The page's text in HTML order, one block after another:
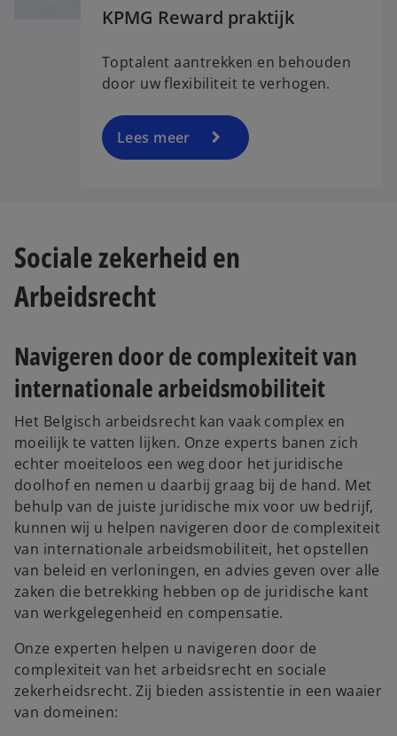
KPMG Reward praktijk
Toptalent aantrekken en behouden
door uw flexibiliteit te verhogen.
Lees meer
Sociale zekerheid en
Arbeidsrecht
Navigeren door de complexiteit van
internationale arbeidsmobiliteit
Het Belgisch arbeidsrecht kan vaak complex en
moeilijk te vatten lijken. Onze experts banen zich
echter moeiteloos een weg door het juridische
doolhof en nemen u daarbij graag bij de hand. Met
behulp van de juiste juridische mix voor uw bedrijf,
kunnen wij u helpen navigeren door de complexiteit
van internationale arbeidsmobiliteit, het opstellen
van beleid en verloningen, en advies geven over alle
zaken die betrekking hebben op de juridische kant
van werkgelegenheid en compensatie.
Onze experten helpen u navigeren door de
complexiteit van het arbeidsrecht en sociale
zekerheidsrecht. Zij bieden assistentie in een waaier
van domeinen: